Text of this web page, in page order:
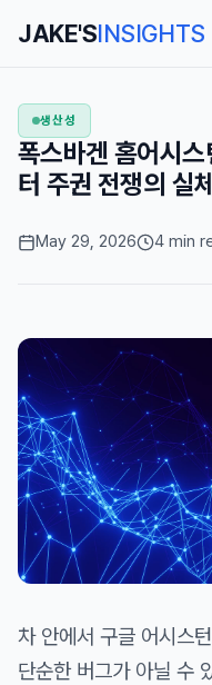
JAKE'SINSIGHTS
생산성
폭스바겐 홈어시스
터 주권 전쟁의 실체
May 29, 2026 4 min
차 안에서 구글 어시스
단순한 버그가 아닐 수